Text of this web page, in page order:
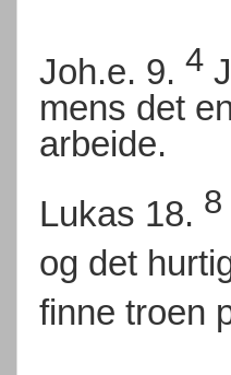
Joh.e. 9. 4
mens det
arbeide.
Lukas 18. 8
og det
finne troen